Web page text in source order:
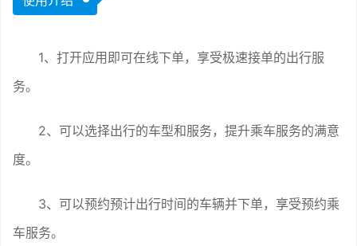
1、打开应用即可在线下单，享受极速接单的出行服
务。
2、可以选择出行的车型和服务，提升乘车服务的满意
度。
3、可以预约预计出行时间的车辆并下单，享受预约乘
车服务。